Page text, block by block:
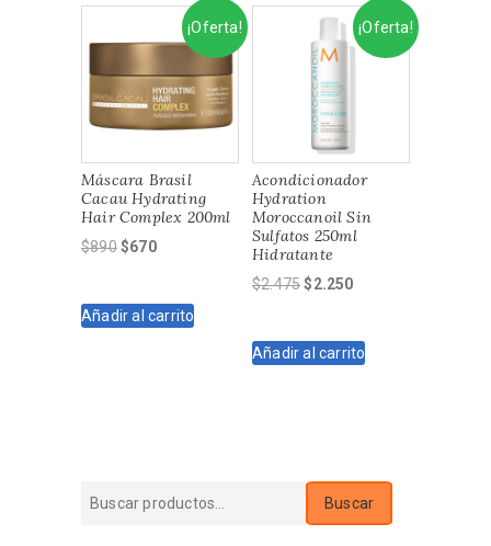
¡Oferta!
Máscara Brasil
Cacau Hydrating
Hair Complex 200ml
$890El
era:
$670El
es:
Añadir al carrito
¡Oferta!
Acondicionador
Hydration
Moroccanoil Sin
Sulfatos 250ml
Hidratante
$2.475El
era:
$2.250El
es:
Añadir al carrito
Buscar